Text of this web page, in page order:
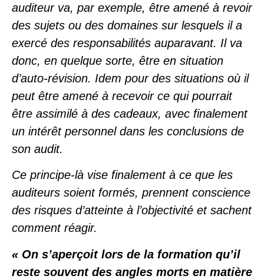
auditeur va, par exemple, être amené à revoir
des sujets ou des domaines sur lesquels il a
exercé des responsabilités auparavant. Il va
donc, en quelque sorte, être en situation
d’auto-révision. Idem pour des situations où il
peut être amené à recevoir ce qui pourrait
être assimilé à des cadeaux, avec finalement
un intérêt personnel dans les conclusions de
son audit.
Ce principe-là vise finalement à ce que les
auditeurs soient formés, prennent conscience
des risques d’atteinte à l’objectivité et sachent
comment réagir.
« On s’aperçoit lors de la formation qu’il
reste souvent des angles morts en matière